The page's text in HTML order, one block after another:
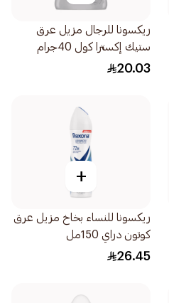
ريكسونا للرجال مزيل عرق
ستيك إكسترا كول 40جرام
20.03
+
ريكسونا للنساء بخاخ مزيل عرق
كوتون دراي 150مل
26.45